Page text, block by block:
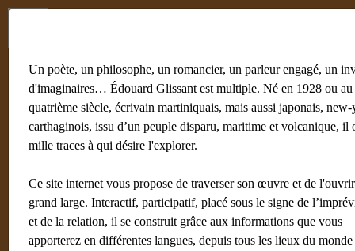
Un poète, un philosophe, un romancier, un parleur engagé, un
d'imaginaires… Édouard Glissant est multiple. Né en 1928 ou au
quatrième siècle, écrivain martiniquais, mais aussi japonais,
carthaginois, issu d’un peuple disparu, maritime et volcanique, il
mille traces à qui désire l'explorer.
Ce site internet vous propose de traverser son œuvre et de
grand large. Interactif, participatif, placé sous le signe de
et de la relation, il se construit grâce aux informations que vous
apporterez en différentes langues, depuis tous les lieux du monde